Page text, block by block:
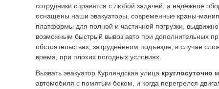
сотрудники справятся с любой задачей, а надёжное
оснащены наши эвакуаторы, современные краны-
платформы для полной и частичной погрузки,
возможным быстрый вывоз авто при дополнительных
обстоятельствах, затруднённом подъезде, в случае
время, при плохих погодных условиях.
Вызвать эвакуатор Курляндская улица круглосуточно
автомобиля с помятым боком, и когда перегрелся